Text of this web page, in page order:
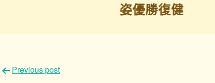
姿優勝復健
文Previous post